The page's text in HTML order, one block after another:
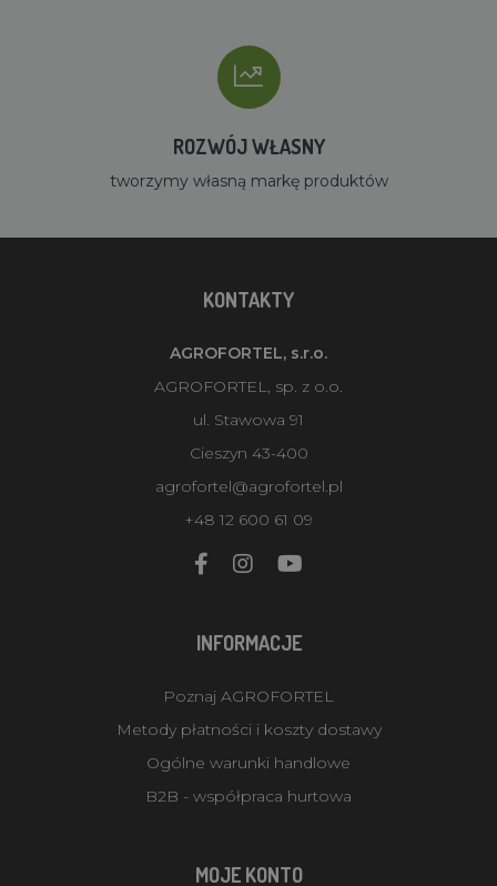
ROZWÓJ WŁASNY
tworzymy własną markę produktów
KONTAKTY
AGROFORTEL, s.r.o.
AGROFORTEL, sp. z o.o.
ul. Stawowa 91
Cieszyn 43-400
agrofortel@agrofortel.pl
+48 12 600 61 09
INFORMACJE
Poznaj AGROFORTEL
Metody płatności i koszty dostawy
Ogólne warunki handlowe
B2B - współpraca hurtowa
MOJE KONTO